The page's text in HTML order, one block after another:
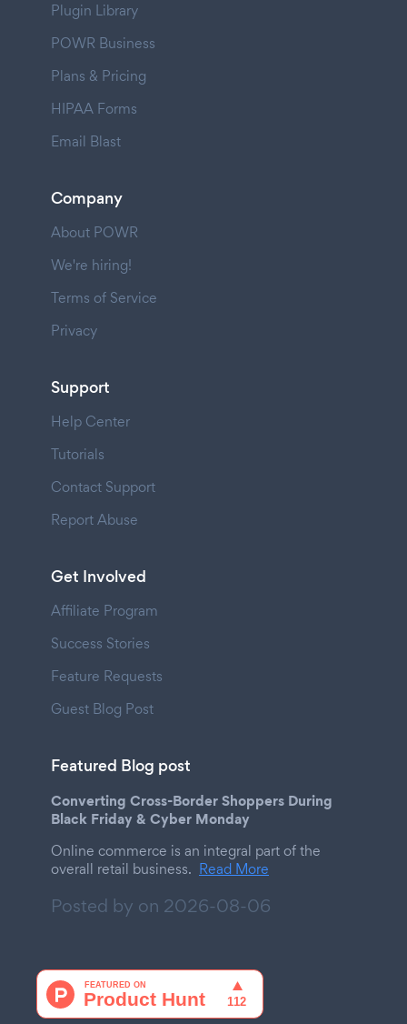
Plugin Library
POWR Business
Plans & Pricing
HIPAA Forms
Email Blast
Company
About POWR
We're hiring!
Terms of Service
Privacy
Support
Help Center
Tutorials
Contact Support
Report Abuse
Get Involved
Affiliate Program
Success Stories
Feature Requests
Guest Blog Post
Featured Blog post
Converting Cross-Border Shoppers During
Black Friday & Cyber Monday
Online commerce is an integral part of the
overall retail business. Read More
Posted by on 2026-08-06